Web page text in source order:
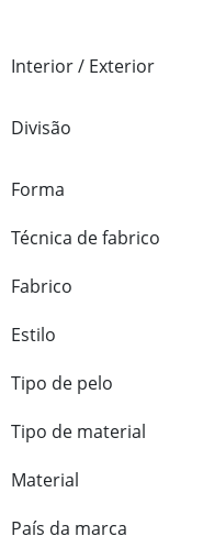
Interior / Exterior
Divisão
Forma
Técnica de fabrico
Fabrico
Estilo
Tipo de pelo
Tipo de material
Material
País da marca